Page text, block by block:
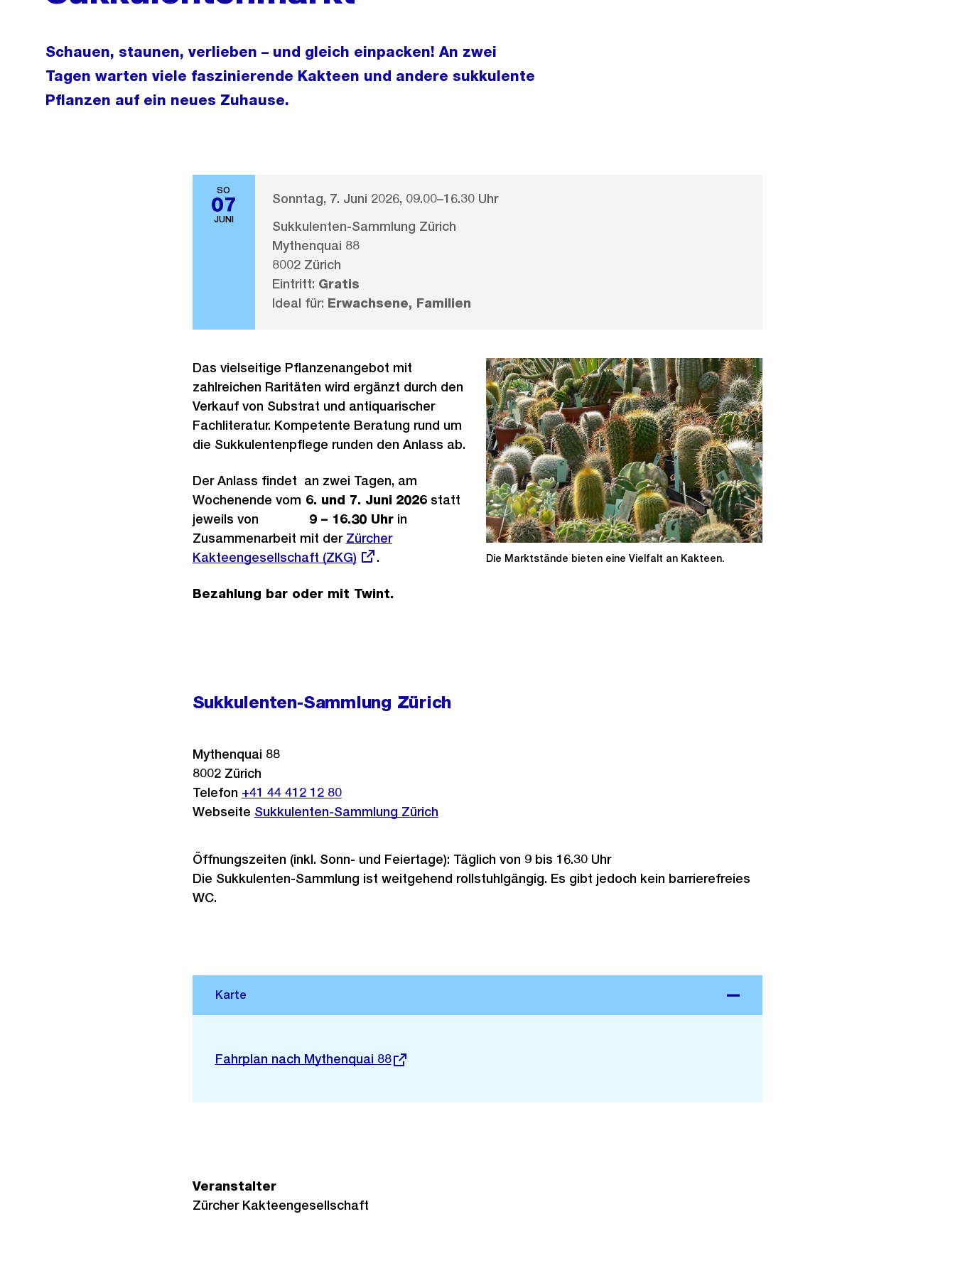
Schauen, staunen, verlieben – und gleich einpacken! An zwei
Tagen warten viele faszinierende Kakteen und andere sukkulente
Pflanzen auf ein neues Zuhause.
SO
07
JUNI
Sonntag, 7. Juni 2026, 09.00–16.30 Uhr
Sukkulenten-Sammlung Zürich
Mythenquai 88
8002 Zürich
Eintritt: Gratis
Ideal für: Erwachsene, Familien
Das vielseitige Pflanzenangebot mit
zahlreichen Raritäten wird ergänzt durch den
Verkauf von Substrat und antiquarischer
Fachliteratur. Kompetente Beratung rund um
die Sukkulentenpflege runden den Anlass ab.
Der Anlass findet an zwei Tagen, am
Wochenende vom 6. und 7. Juni 2026statt
jeweils von
9 – 16.30 Uhrin
Zusammenarbeit mit der Externer
Link:
Zürcher
Kakteengesellschaft (ZKG)
.
Bezahlung bar oder mit Twint.
Die Marktstände bieten eine Vielfalt an Kakteen.
Sukkulenten-Sammlung Zürich
Öffnungszeiten (inkl. Sonn- und Feiertage): Täglich von 9 bis 16.30 Uhr
Die Sukkulenten-Sammlung ist weitgehend rollstuhlgängig. Es gibt jedoch kein barrierefreies
WC.
Externer
Fahrplan nach Mythenquai 88
Mythenquai 88
8002 Zürich
Telefon +41 44 412 12 80
Webseite Sukkulenten-Sammlung Zürich
Veranstalter
Zürcher Kakteengesellschaft